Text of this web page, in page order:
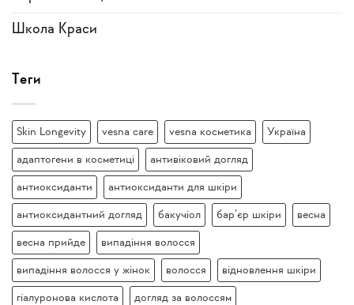
Школа Краси
Теги
Skin Longevity vesna care vesna косметика Україна
адаптогени в косметиці антивіковий догляд
антиоксиданти антиоксиданти для шкіри
антиоксидантний догляд бакучіол бар’єр шкіри весна
весна прийде випадіння волосся
випадіння волосся у жінок волосся відновлення шкіри
гіалуронова кислота догляд за волоссям